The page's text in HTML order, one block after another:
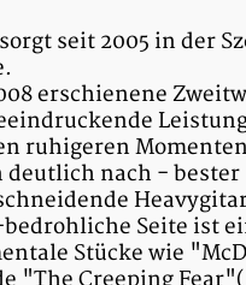
seit 2005 in der
erschienene
ruhigeren
nach -
Seite ist
Stücke wie
"The Creeping